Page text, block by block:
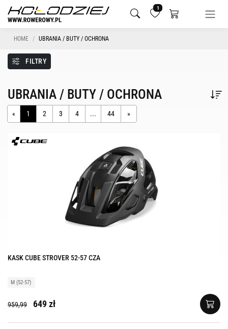
1
HOME UBRANIA / BUTY / OCHRONA
FILTRY
UBRANIA / BUTY / OCHRONA
« 1 2 3 4 ... 44 »
KASK CUBE STROVER 52-57 CZA
M (52-57)
959,99 649 zł